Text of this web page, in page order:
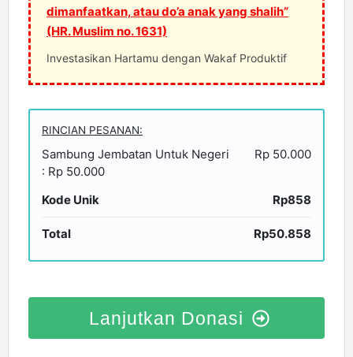
dimanfaatkan, atau do’a anak yang shalih”
(HR. Muslim no. 1631)
Investasikan Hartamu dengan Wakaf Produktif
RINCIAN PESANAN:
Sambung Jembatan Untuk Negeri
: Rp 50.000
Rp 50.000
Kode Unik Rp858
Total Rp50.858
Lanjutkan Donasi